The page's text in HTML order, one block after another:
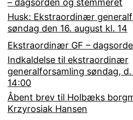
– dagsorden og stemmeret
Husk: Ekstraordinær
søndag den 16. august kl. 14
Ekstraordinær GF –
Indkaldelse til ekstraordinær
generalforsamling søndag,
14:00
Åbent brev til Holbæks
Krzyrosiak Hansen